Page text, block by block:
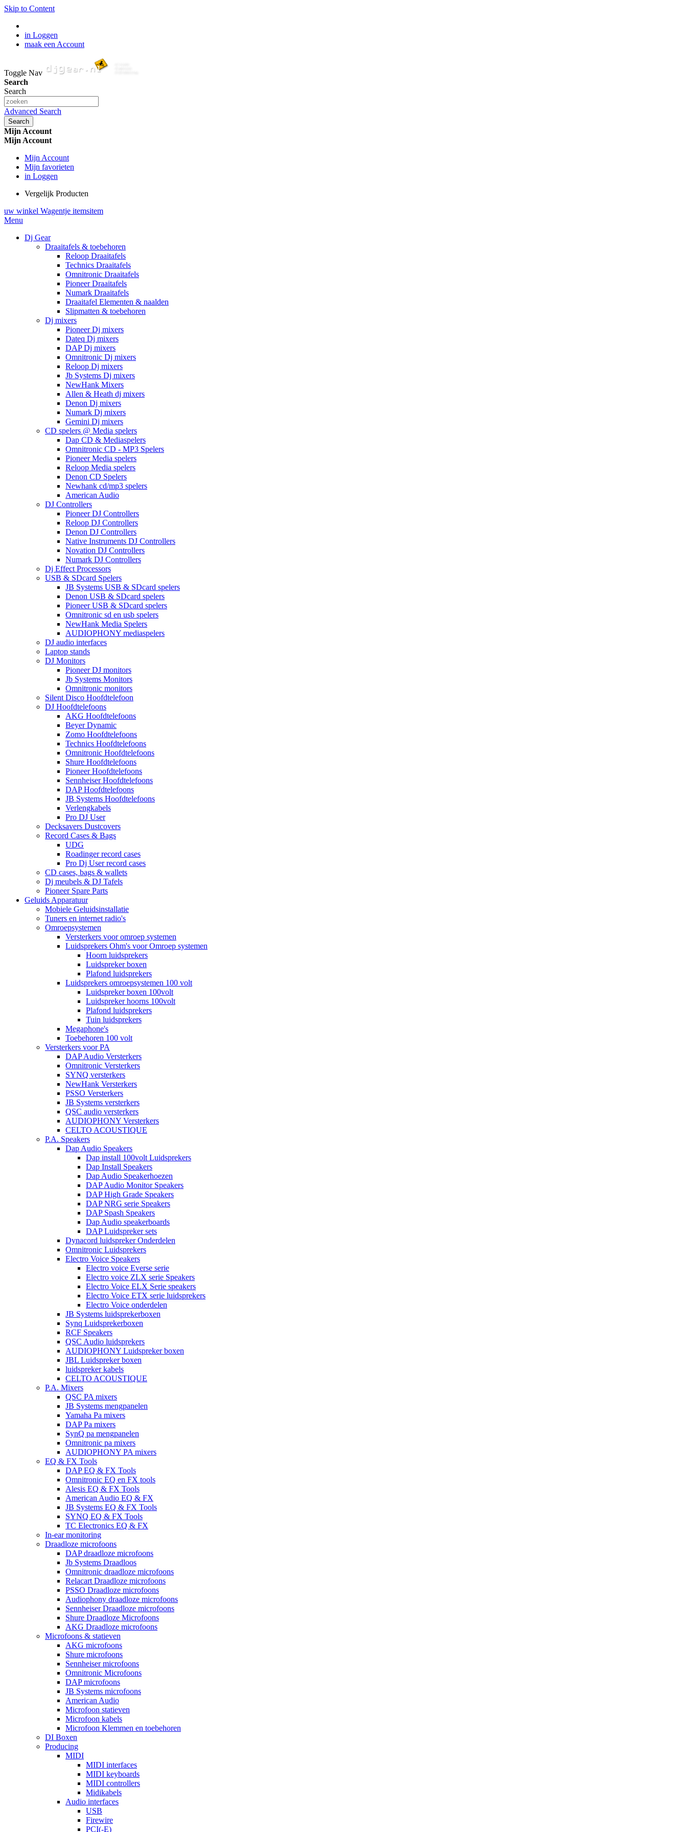
Skip to Content
in Loggen
maak een Account
Toggle Nav
Search
Search
Advanced Search
Search
Mijn Account
Mijn Account
Mijn Account
Mijn favorieten
in Loggen
Vergelijk Producten
uw winkel Wagentje itemsitem
Menu
Dj Gear
Draaitafels & toebehoren
Reloop Draaitafels
Technics Draaitafels
Omnitronic Draaitafels
Pioneer Draaitafels
Numark Draaitafels
Draaitafel Elementen & naalden
Slipmatten & toebehoren
Dj mixers
Pioneer Dj mixers
Dateq Dj mixers
DAP Dj mixers
Omnitronic Dj mixers
Reloop Dj mixers
Jb Systems Dj mixers
NewHank Mixers
Allen & Heath dj mixers
Denon Dj mixers
Numark Dj mixers
Gemini Dj mixers
CD spelers @ Media spelers
Dap CD & Mediaspelers
Omnitronic CD - MP3 Spelers
Pioneer Media spelers
Reloop Media spelers
Denon CD Spelers
Newhank cd/mp3 spelers
American Audio
DJ Controllers
Pioneer DJ Controllers
Reloop DJ Controllers
Denon DJ Controllers
Native Instruments DJ Controllers
Novation DJ Controllers
Numark DJ Controllers
Dj Effect Processors
USB & SDcard Spelers
JB Systems USB & SDcard spelers
Denon USB & SDcard spelers
Pioneer USB & SDcard spelers
Omnitronic sd en usb spelers
NewHank Media Spelers
AUDIOPHONY mediaspelers
DJ audio interfaces
Laptop stands
DJ Monitors
Pioneer DJ monitors
Jb Systems Monitors
Omnitronic monitors
Silent Disco Hoofdtelefoon
DJ Hoofdtelefoons
AKG Hoofdtelefoons
Beyer Dynamic
Zomo Hoofdtelefoons
Technics Hoofdtelefoons
Omnitronic Hoofdtelefoons
Shure Hoofdtelefoons
Pioneer Hoofdtelefoons
Sennheiser Hoofdtelefoons
DAP Hoofdtelefoons
JB Systems Hoofdtelefoons
Verlengkabels
Pro DJ User
Decksavers Dustcovers
Record Cases & Bags
UDG
Roadinger record cases
Pro Dj User record cases
CD cases, bags & wallets
Dj meubels & DJ Tafels
Pioneer Spare Parts
Geluids Apparatuur
Mobiele Geluidsinstallatie
Tuners en internet radio's
Omroepsystemen
Versterkers voor omroep systemen
Luidsprekers Ohm's voor Omroep systemen
Hoorn luidsprekers
Luidspreker boxen
Plafond luidsprekers
Luidsprekers omroepsystemen 100 volt
Luidspreker boxen 100volt
Luidspreker hoorns 100volt
Plafond luidsprekers
Tuin luidsprekers
Megaphone's
Toebehoren 100 volt
Versterkers voor PA
DAP Audio Versterkers
Omnitronic Versterkers
SYNQ versterkers
NewHank Versterkers
PSSO Versterkers
JB Systems versterkers
QSC audio versterkers
AUDIOPHONY Versterkers
CELTO ACOUSTIQUE
P.A. Speakers
Dap Audio Speakers
Dap install 100volt Luidsprekers
Dap Install Speakers
Dap Audio Speakerhoezen
DAP Audio Monitor Speakers
DAP High Grade Speakers
DAP NRG serie Speakers
DAP Spash Speakers
Dap Audio speakerboards
DAP Luidspreker sets
Dynacord luidspreker Onderdelen
Omnitronic Luidsprekers
Electro Voice Speakers
Electro voice Everse serie
Electro voice ZLX serie Speakers
Electro Voice ELX Serie speakers
Electro Voice ETX serie luidsprekers
Electro Voice onderdelen
JB Systems luidsprekerboxen
Synq Luidsprekerboxen
RCF Speakers
QSC Audio luidsprekers
AUDIOPHONY Luidspreker boxen
JBL Luidspreker boxen
luidspreker kabels
CELTO ACOUSTIQUE
P.A. Mixers
QSC PA mixers
JB Systems mengpanelen
Yamaha Pa mixers
DAP Pa mixers
SynQ pa mengpanelen
Omnitronic pa mixers
AUDIOPHONY PA mixers
EQ & FX Tools
DAP EQ & FX Tools
Omnitronic EQ en FX tools
Alesis EQ & FX Tools
American Audio EQ & FX
JB Systems EQ & FX Tools
SYNQ EQ & FX Tools
TC Electronics EQ & FX
In-ear monitoring
Draadloze microfoons
DAP draadloze microfoons
Jb Systems Draadloos
Omnitronic draadloze microfoons
Relacart Draadloze microfoons
PSSO Draadloze microfoons
Audiophony draadloze microfoons
Sennheiser Draadloze microfoons
Shure Draadloze Microfoons
AKG Draadloze microfoons
Microfoons & statieven
AKG microfoons
Shure microfoons
Sennheiser microfoons
Omnitronic Microfoons
DAP microfoons
JB Systems microfoons
American Audio
Microfoon statieven
Microfoon kabels
Microfoon Klemmen en toebehoren
DI Boxen
Producing
MIDI
MIDI interfaces
MIDI keyboards
MIDI controllers
Midikabels
Audio interfaces
USB
Firewire
PCI(-E)